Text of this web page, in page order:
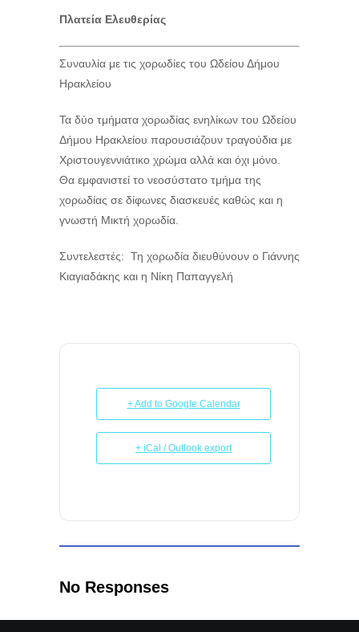
Πλατεία Ελευθερίας
Συναυλία με τις χορωδίες του Ωδείου Δήμου
Ηρακλείου
Τα δύο τμήματα χορωδίας ενηλίκων του Ωδείου
Δήμου Ηρακλείου παρουσιάζουν τραγούδια με
Χριστουγεννιάτικο χρώμα αλλά και όχι μόνο.
Θα εμφανιστεί το νεοσύστατο τμήμα της
χορωδίας σε δίφωνες διασκευές καθώς και η
γνωστή Μικτή χορωδία.
Συντελεστές: Τη χορωδία διευθύνουν ο Γιάννης
Κιαγιαδάκης και η Νίκη Παπαγγελή
+ Add to Google Calendar
+ iCal / Outlook export
No Responses